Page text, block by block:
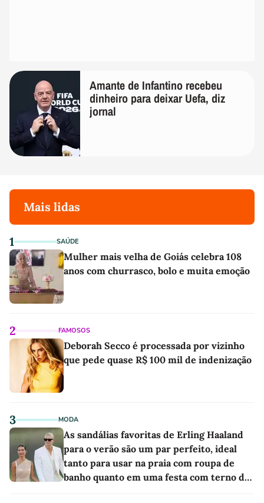
Amante de Infantino recebeu
dinheiro para deixar Uefa, diz
jornal
Mais lidas
1 SAÚDE
Mulher mais velha de Goiás celebra 108
anos com churrasco, bolo e muita emoção
2 FAMOSOS
Deborah Secco é processada por vizinho
que pede quase R$ 100 mil de indenização
3 MODA
As sandálias favoritas de Erling Haaland
para o verão são um par perfeito, ideal
tanto para usar na praia com roupa de
banho quanto em uma festa com terno de